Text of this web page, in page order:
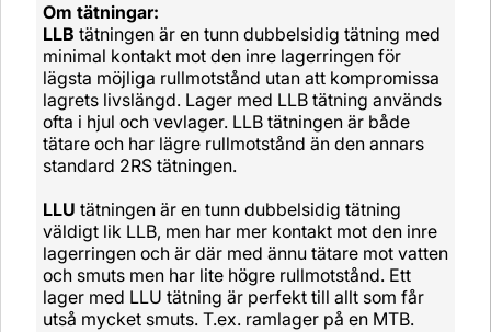
Om tätningar:
LLB tätningen är en tunn dubbelsidig tätning med
minimal kontakt mot den inre lagerringen för
lägsta möjliga rullmotstånd utan att kompromissa
lagrets livslängd. Lager med LLB tätning används
ofta i hjul och vevlager. LLB tätningen är både
tätare och har lägre rullmotstånd än den annars
standard 2RS tätningen.
LLU tätningen är en tunn dubbelsidig tätning
väldigt lik LLB, men har mer kontakt mot den inre
lagerringen och är där med ännu tätare mot vatten
och smuts men har lite högre rullmotstånd. Ett
lager med LLU tätning är perfekt till allt som får
utså mycket smuts. T.ex. ramlager på en MTB.